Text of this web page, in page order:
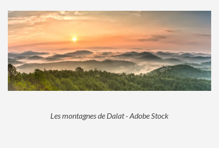
Les montagnes de Dalat - Adobe Stock